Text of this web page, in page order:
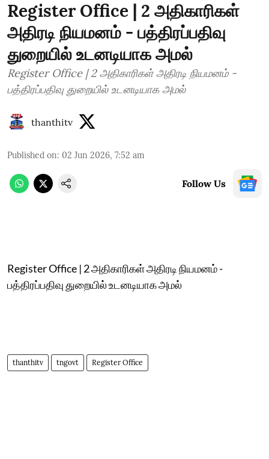
Register Office | 2 அதிகாரிகள்
அதிரடி நியமனம் - பத்திரப்பதிவு
துறையில் உடனடியாக அமல்
Register Office | 2 அதிகாரிகள் அதிரடி நியமனம் -
பத்திரப்பதிவு துறையில் உடனடியாக அமல்
thanthitv
Published on: 02 Jun 2026, 7:52 am
Follow Us
Register Office | 2 அதிகாரிகள் அதிரடி நியமனம் -
பத்திரப்பதிவு துறையில் உடனடியாக அமல்
thanthitv tngovt Register Office